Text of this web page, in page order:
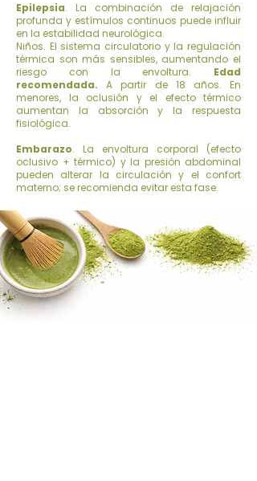
Epilepsia. La combinación de relajación
profunda y estímulos continuos puede influir
en la estabilidad neurológica.
Niños. El sistema circulatorio y la regulación
térmica son más sensibles, aumentando el
riesgo con la envoltura. Edad
recomendada. A partir de 18 años. En
menores, la oclusión y el efecto térmico
aumentan la absorción y la respuesta
fisiológica.
Embarazo. La envoltura corporal (efecto
oclusivo + térmico) y la presión abdominal
pueden alterar la circulación y el confort
materno; se recomienda evitar esta fase.